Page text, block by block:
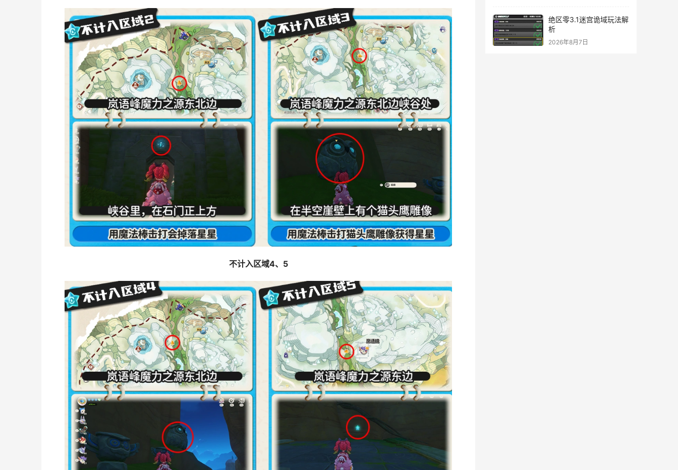
不计入区域4、5
绝区零3.1迷宫诡域玩法解
析
2026年8月7日